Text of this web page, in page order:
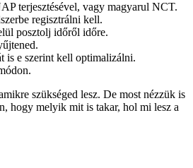
terjesztésével, vagy magyarul NCT.
regisztrálni kell.
posztolj időről időre.
is e szerint kell optimalizálni.
szükséged lesz. De most nézzük is
hogy melyik mit is takar, hol mi lesz a